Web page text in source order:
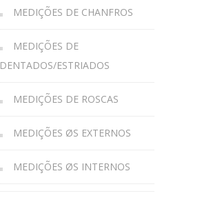
MEDIÇÕES DE CHANFROS
MEDIÇÕES DE
DENTADOS/ESTRIADOS
MEDIÇÕES DE ROSCAS
MEDIÇÕES ØS EXTERNOS
MEDIÇÕES ØS INTERNOS